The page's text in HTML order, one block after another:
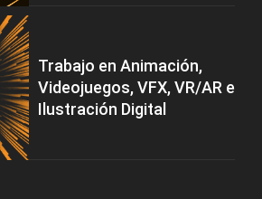
Trabajo en Animación,
Videojuegos, VFX, VR/AR e
Ilustración Digital